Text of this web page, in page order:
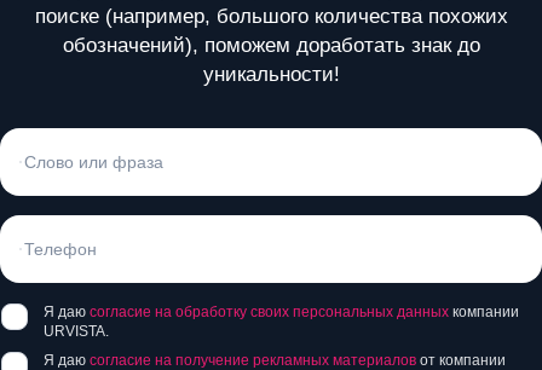
поиске (например, большого количества похожих
обозначений), поможем доработать знак до
уникальности!
Я даю согласие на обработку своих персональных данных компании
URVISTA.
Я даю согласие на получение рекламных материалов от компании